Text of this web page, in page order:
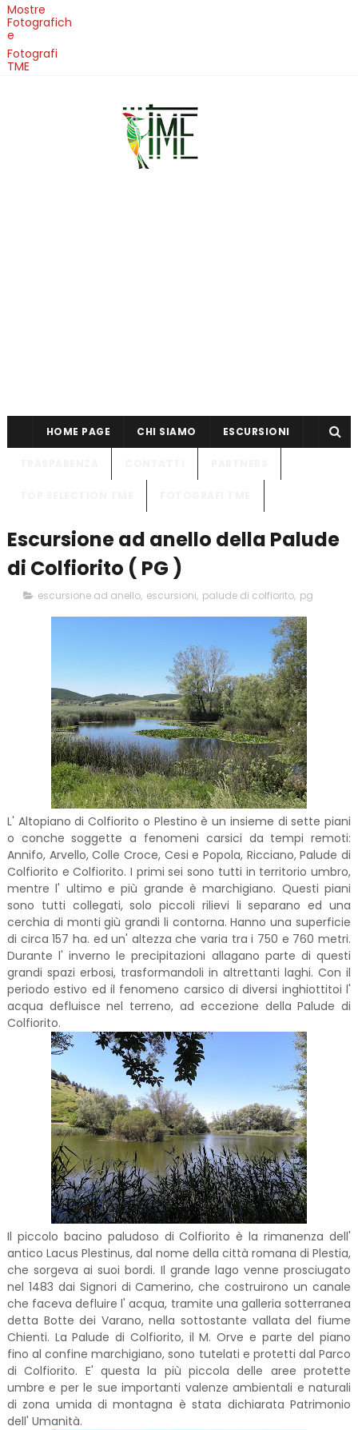
Mostre
Fotografich
e
Fotografi
TME
HOME PAGE CHI SIAMO ESCURSIONI
Escursione ad anello della Palude
di Colfiorito ( PG )
escursione ad anello, escursioni, palude di colfiorito, pg
L' Altopiano di Colfiorito o Plestino è un insieme di sette piani
o conche soggette a fenomeni carsici da tempi remoti:
Annifo, Arvello, Colle Croce, Cesi e Popola, Ricciano, Palude di
Colfiorito e Colfiorito. I primi sei sono tutti in territorio umbro,
mentre l' ultimo e più grande è marchigiano. Questi piani
sono tutti collegati, solo piccoli rilievi li separano ed una
cerchia di monti giù grandi li contorna. Hanno una superficie
di circa 157 ha. ed un' altezza che varia tra i 750 e 760 metri.
Durante l' inverno le precipitazioni allagano parte di questi
grandi spazi erbosi, trasformandoli in altrettanti laghi. Con il
periodo estivo ed il fenomeno carsico di diversi inghiottitoi l'
acqua defluisce nel terreno, ad eccezione della Palude di
Colfiorito.
Il piccolo bacino paludoso di Colfiorito è la rimanenza dell'
antico Lacus Plestinus, dal nome della città romana di Plestia,
che sorgeva ai suoi bordi. Il grande lago venne prosciugato
nel 1483 dai Signori di Camerino, che costruirono un canale
che faceva defluire l' acqua, tramite una galleria sotterranea
detta Botte dei Varano, nella sottostante vallata del fiume
Chienti. La Palude di Colfiorito, il M. Orve e parte del piano
fino al confine marchigiano, sono tutelati e protetti dal Parco
di Colfiorito. E' questa la più piccola delle aree protette
umbre e per le sue importanti valenze ambientali e naturali
di zona umida di montagna è stata dichiarata Patrimonio
dell' Umanità.